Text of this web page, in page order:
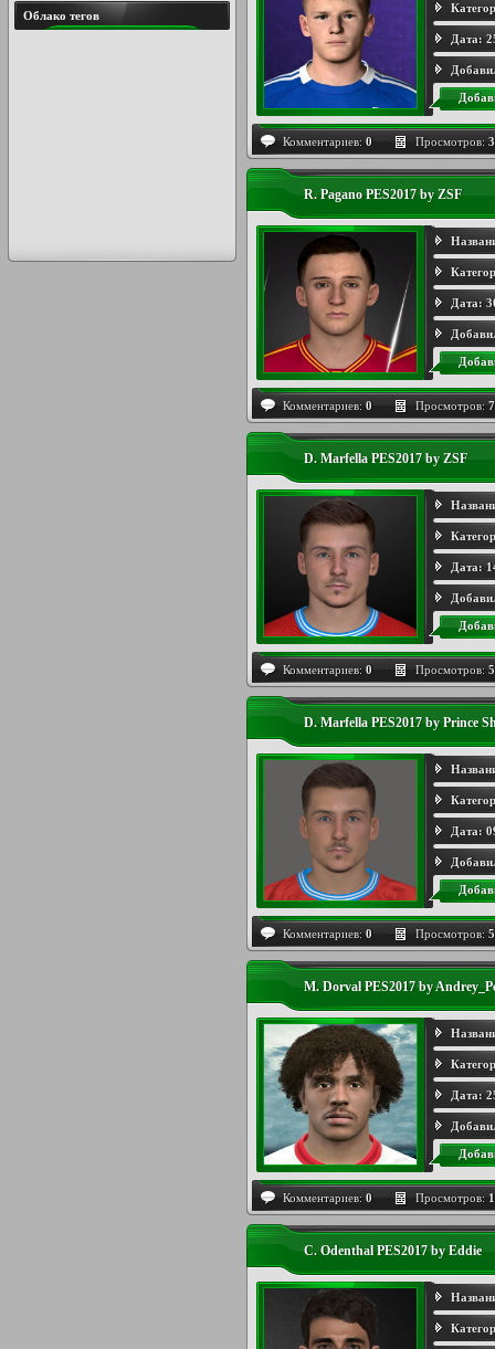
Дата:
Комментариев: 0 Просмотров:
R. Pagano PES2017 by ZSF
Дата:
Комментариев: 0 Просмотров:
D. Marfella PES2017 by ZSF
Дата:
Комментариев: 0 Просмотров:
D. Marfella PES2017 by Prince
Дата:
Комментариев: 0 Просмотров:
M. Dorval PES2017 by
Дата:
Комментариев: 0 Просмотров:
C. Odenthal PES2017 by Eddie
Облако тегов